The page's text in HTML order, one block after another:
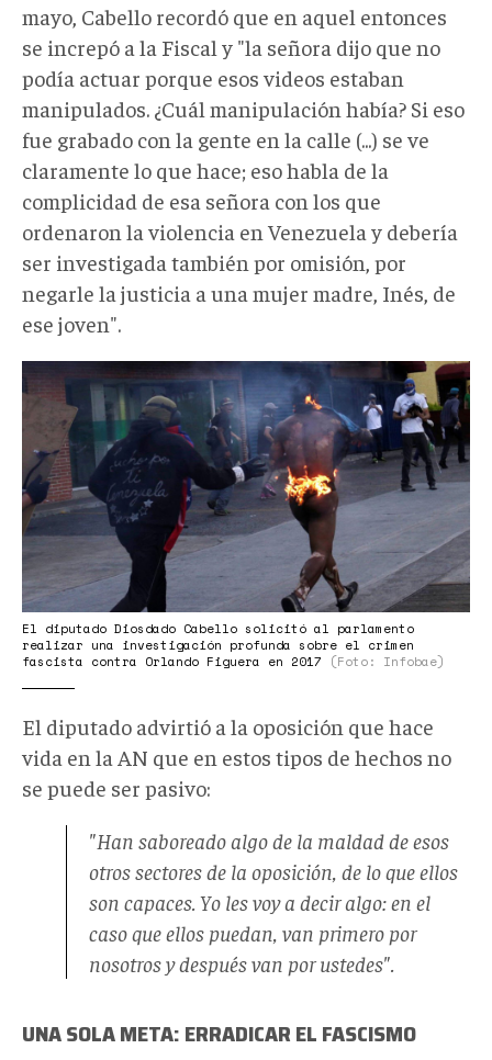
mayo, Cabello recordó que en aquel entonces
se increpó a la Fiscal y "la señora dijo que no
podía actuar porque esos videos estaban
manipulados. ¿Cuál manipulación había? Si eso
fue grabado con la gente en la calle (...) se ve
claramente lo que hace; eso habla de la
complicidad de esa señora con los que
ordenaron la violencia en Venezuela y debería
ser investigada también por omisión, por
negarle la justicia a una mujer madre, Inés, de
ese joven".
antifascismo
001.jpg
El diputado Diosdado Cabello solicitó al parlamento
realizar una investigación profunda sobre el crimen
fascista contra Orlando Figuera en 2017
(Foto: Infobae)
El diputado advirtió a la oposición que hace
vida en la AN que en estos tipos de hechos no
se puede ser pasivo:
"Han saboreado algo de la maldad de esos
otros sectores de la oposición, de lo que ellos
son capaces. Yo les voy a decir algo: en el
caso que ellos puedan, van primero por
nosotros y después van por ustedes".
UNA SOLA META: ERRADICAR EL FASCISMO